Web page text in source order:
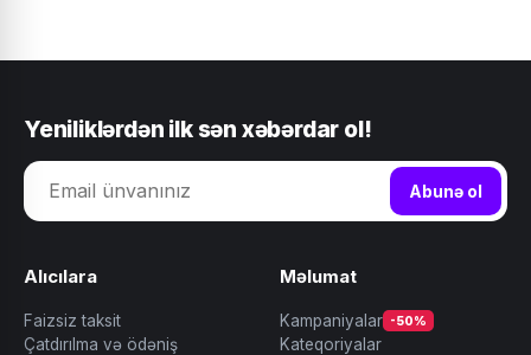
Yeniliklərdən ilk sən xəbərdar ol!
Abunə ol
Alıcılara
Faizsiz taksit
Çatdırılma və ödəniş
Məlumat
Kampaniyalar -50%
Kateqoriyalar